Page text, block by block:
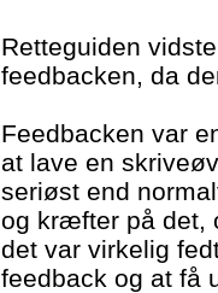
Retteguiden
feedbacken, da
Feedbacken var
at lave en
seriøst end
og kræfter på det,
det var virkelig
feedback og at få